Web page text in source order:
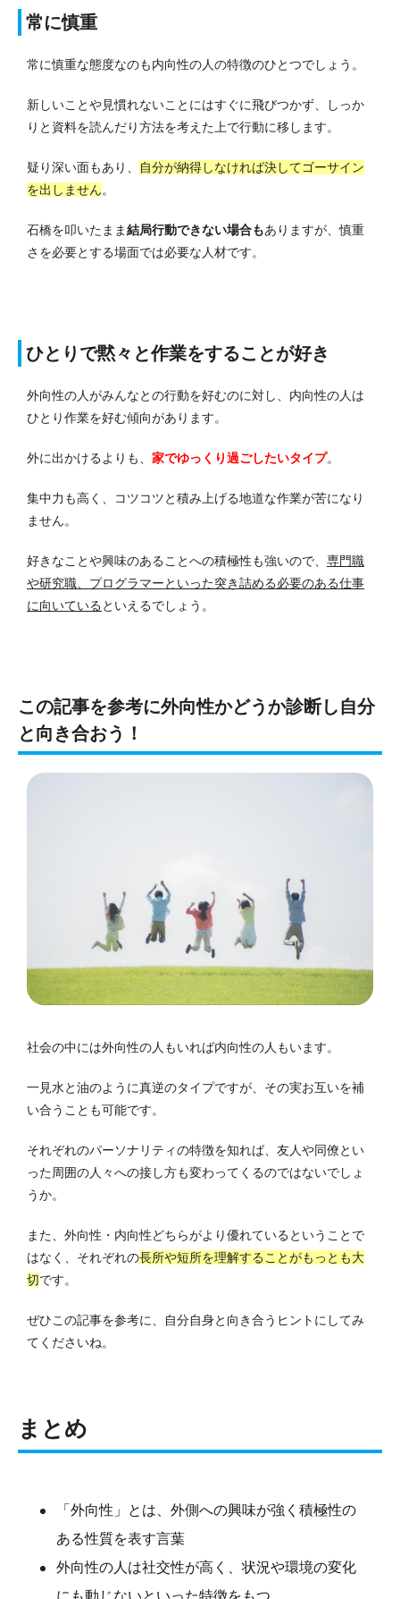
常に慎重
常に慎重な態度なのも内向性の人の特徴のひとつでしょう。
新しいことや見慣れないことにはすぐに飛びつかず、しっか
りと資料を読んだり方法を考えた上で行動に移します。
疑り深い面もあり、
自分が納得しなければ決してゴーサイン
を出しません。
石橋を叩いたまま結局行動できない場合もありますが、慎重
さを必要とする場面では必要な人材です。
ひとりで黙々と作業をすることが好き
外向性の人がみんなとの行動を好むのに対し、内向性の人は
ひとり作業を好む傾向があります。
外に出かけるよりも、 家でゆっくり過ごしたいタイプ。
集中力も高く、コツコツと積み上げる地道な作業が苦になり
ません。
好きなことや興味のあることへの積極性も強いので、 専門職
や研究職、プログラマーといった突き詰める必要のある仕事
に向いている といえるでしょう。
この記事を参考に外向性かどうか診断し自分
と向き合おう！
社会の中には外向性の人もいれば内向性の人もいます。
一見水と油のように真逆のタイプですが、その実お互いを補
い合うことも可能です。
それぞれのパーソナリティの特徴を知れば、友人や同僚とい
った周囲の人々への接し方も変わってくるのではないでしょ
うか。
また、外向性・内向性どちらがより優れているということで
はなく、それぞれの長所や短所を理解することがもっとも大
切です。
ぜひこの記事を参考に、自分自身と向き合うヒントにしてみ
てくださいね。
まとめ
「外向性」とは、外側への興味が強く積極性の
ある性質を表す言葉
外向性の人は社交性が高く、状況や環境の変化
にも動じないといった特徴をもつ